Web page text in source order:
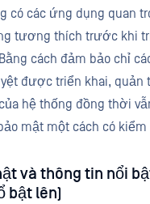
có các ứng dụng quan
tương thích trước khi
cách đảm bảo chỉ
được triển khai, quản
hệ thống đồng thời
mật một cách có kiểm
và thông tin nổi
bật lên)